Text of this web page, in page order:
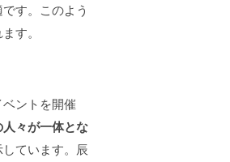
す。このよう
す。
ントを開催
々が一体とな
ています。辰